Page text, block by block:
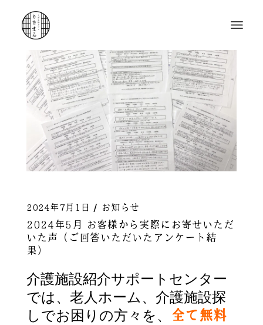
2024年7月1日 お知らせ
2024年5月 お客様から実際にお寄せいただ
いた声（ご回答いただいたアンケート結
果）
介護施設紹介サポートセンター
では、老人ホーム、介護施設探
しでお困りの方々を、
全て無料